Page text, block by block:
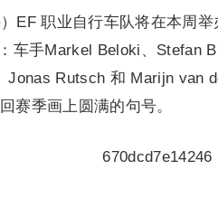
）EF 职业自行车队将在本周
车手Markel Beloki、Stefan
Jonas Rutsch 和 Marijn van
赛季画上圆满的句号。